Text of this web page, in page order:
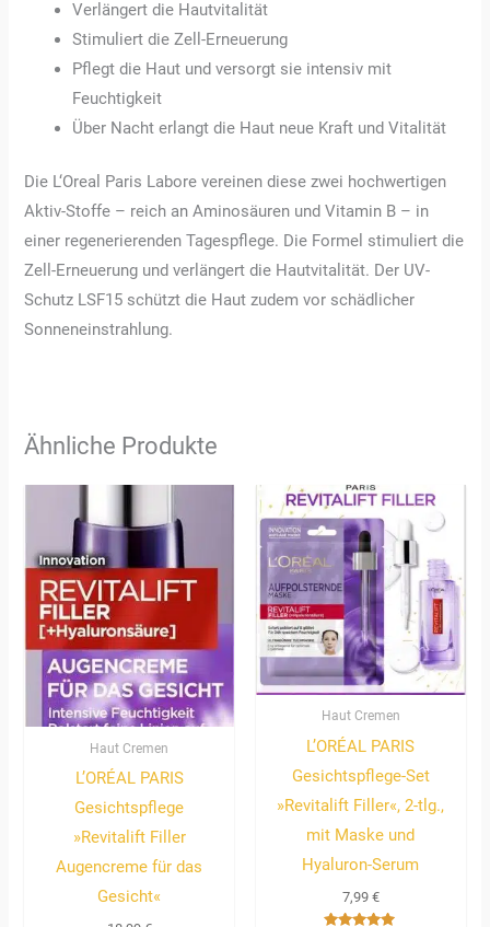
Verlängert die Hautvitalität
Stimuliert die Zell-Erneuerung
Pflegt die Haut und versorgt sie intensiv mit
Feuchtigkeit
Über Nacht erlangt die Haut neue Kraft und Vitalität
Die L‘Oreal Paris Labore vereinen diese zwei hochwertigen
Aktiv-Stoffe – reich an Aminosäuren und Vitamin B – in
einer regenerierenden Tagespflege. Die Formel stimuliert die
Zell-Erneuerung und verlängert die Hautvitalität. Der UV-
Schutz LSF15 schützt die Haut zudem vor schädlicher
Sonneneinstrahlung.
Ähnliche Produkte
Haut Cremen
L’ORÉAL PARIS
Gesichtspflege
»Revitalift Filler
Augencreme für das
Gesicht«
Haut Cremen
L’ORÉAL PARIS
Gesichtspflege-Set
»Revitalift Filler«, 2-tlg.,
mit Maske und
Hyaluron-Serum
7,99 €